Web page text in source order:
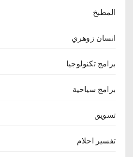
المطبخ
انسان زوهري
برامج تكنولوجيا
برامج سياحية
تسويق
تفسير احلام